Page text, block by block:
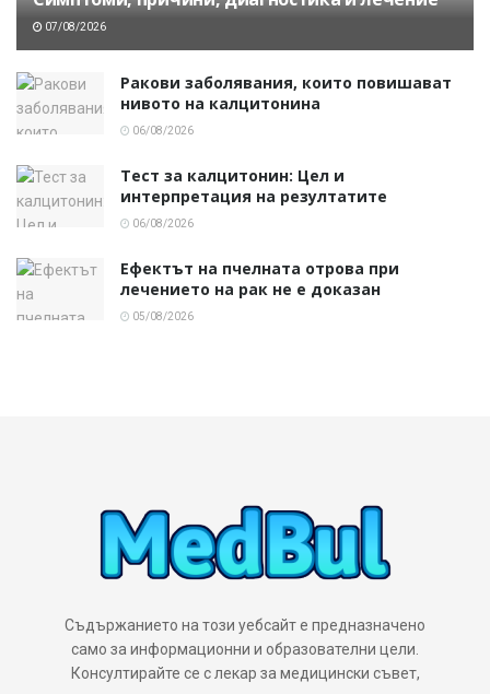
07/08/2026
Ракови заболявания, които повишават
нивото на калцитонина
06/08/2026
Тест за калцитонин: Цел и
интерпретация на резултатите
06/08/2026
Ефектът на пчелната отрова при
лечението на рак не е доказан
05/08/2026
Съдържанието на този уебсайт е предназначено
само за информационни и образователни цели.
Консултирайте се с лекар за медицински съвет,